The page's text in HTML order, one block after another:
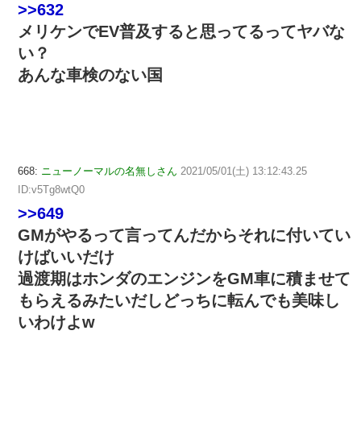
>>632
メリケンでEV普及すると思ってるってヤバな
い？
あんな車検のない国
668: ニューノーマルの名無しさん 2021/05/01(土) 13:12:43.25
ID:v5Tg8wtQ0
>>649
GMがやるって言ってんだからそれに付いてい
けばいいだけ
過渡期はホンダのエンジンをGM車に積ませて
もらえるみたいだしどっちに転んでも美味し
いわけよw